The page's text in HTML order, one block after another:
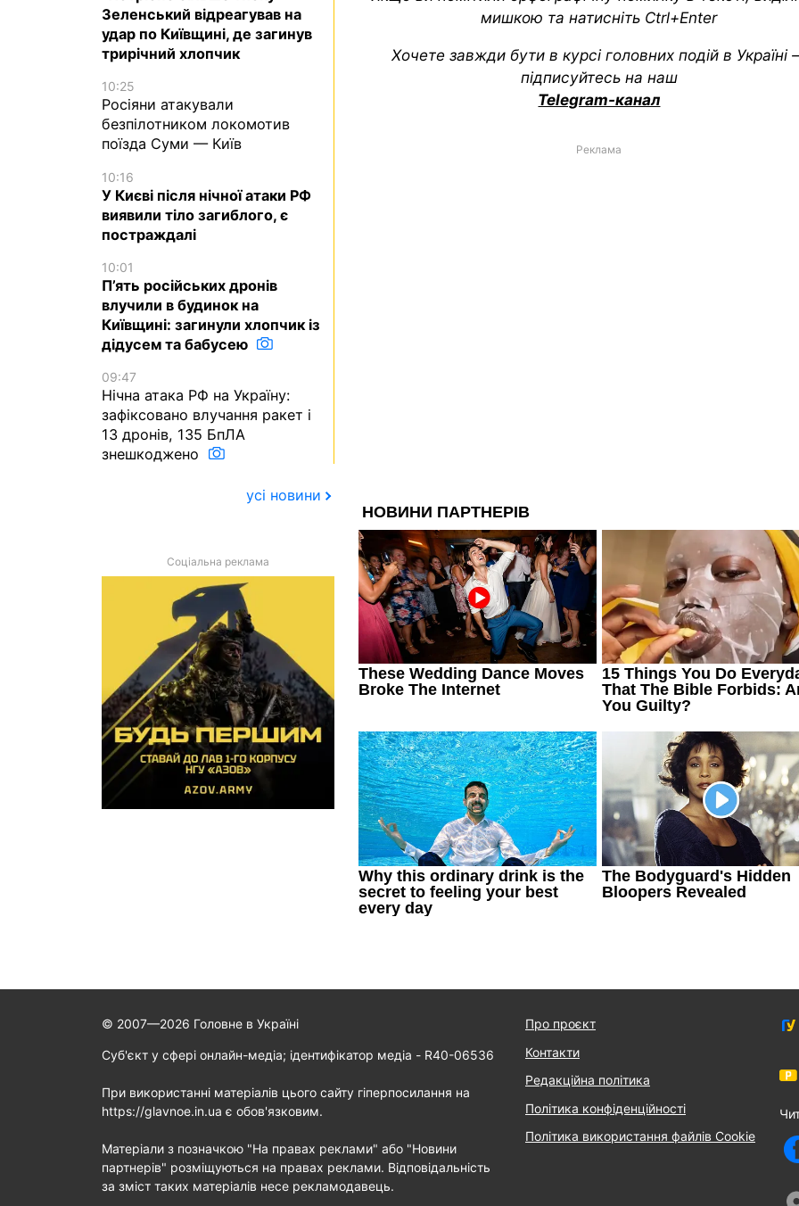
мишкою та натисніть Ctrl+Enter
Хочете завжди бути в курсі головних подій в Україні
підписуйтесь на наш
Telegram-канал
Реклама
Зеленський відреагував на
удар по Київщині, де загинув
трирічний хлопчик
10:25
Росіяни атакували
безпілотником локомотив
поїзда Суми — Київ
10:16
У Києві після нічної атаки РФ
виявили тіло загиблого, є
постраждалі
10:01
П’ять російських дронів
влучили в будинок на
Київщині: загинули хлопчик із
дідусем та бабусею
09:47
Нічна атака РФ на Україну:
зафіксовано влучання ракет і
13 дронів, 135 БпЛА
знешкоджено
усі новини
Соціальна реклама
© 2007—2026 Головне в Україні
Cуб'єкт у сфері онлайн-медіа; ідентифікатор медіа - R40-06536
При використанні матеріалів цього сайту гіперпосилання на
https://glavnoe.in.ua є обов'язковим.
Матеріали з позначкою "На правах реклами" або "Новини
партнерів" розміщуються на правах реклами. Відповідальність
за зміст таких матеріалів несе рекламодавець.
Про проєкт
Контакти
Редакційна політика
Політика конфіденційності
Політика використання файлів Cookie